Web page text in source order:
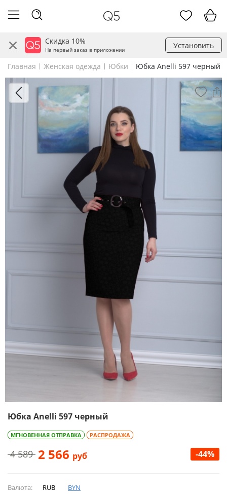
Скидка 10%
На первый заказ в приложении Установить
Главная Женская одежда Юбки Юбка Anelli 597 черный
Юбка Anelli 597 черный
МГНОВЕННАЯ ОТПРАВКА РАСПРОДАЖА
4 589 2 566 руб -44%
Валюта: RUB BYN